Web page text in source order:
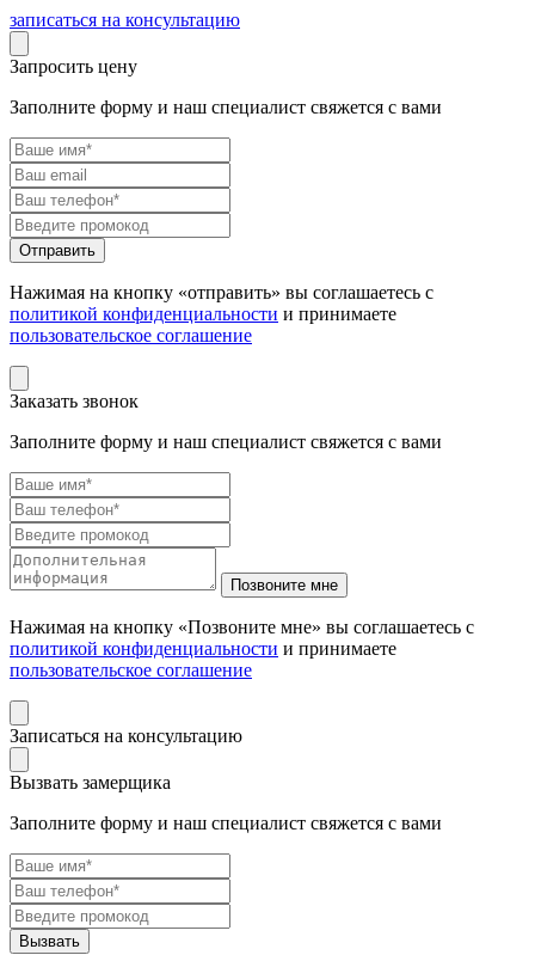
записаться на консультацию
Запросить цену
Заполните форму и наш специалист свяжется с вами
Нажимая на кнопку «отправить» вы соглашаетесь с
политикой конфиденциальности и принимаете
пользовательское соглашение
Заказать звонок
Заполните форму и наш специалист свяжется с вами
Нажимая на кнопку «Позвоните мне» вы соглашаетесь с
политикой конфиденциальности и принимаете
пользовательское соглашение
Записаться на консультацию
Вызвать замерщика
Заполните форму и наш специалист свяжется с вами